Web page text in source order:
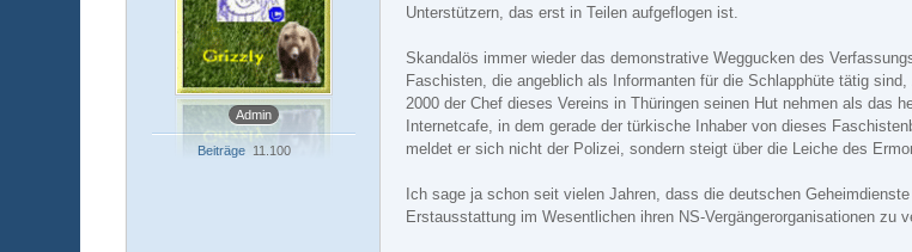
Admin
Beiträge 11.100
Unterstützern, das erst in Teilen aufgeflogen ist.
Skandalös immer wieder das demonstrative Weggucken des
Faschisten, die angeblich als Informanten für die Schlapphüte tätig
2000 der Chef dieses Vereins in Thüringen seinen Hut nehmen als das
Internetcafe, in dem gerade der türkische Inhaber von dieses
meldet er sich nicht der Polizei, sondern steigt über die Leiche des
Ich sage ja schon seit vielen Jahren, dass die deutschen
Erstausstattung im Wesentlichen ihren NS-Vergängerorganisationen